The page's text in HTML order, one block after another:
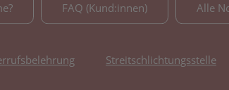
FAQ (Kund:innen) Alle
Streitschlichtungsstelle